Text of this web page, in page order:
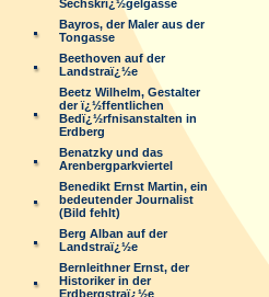
Sechskrï¿½gelgasse
Bayros, der Maler aus der
Tongasse
Beethoven auf der
Landstraï¿½e
Beetz Wilhelm, Gestalter
der ï¿½ffentlichen
Bedï¿½rfnisanstalten in
Erdberg
Benatzky und das
Arenbergparkviertel
Benedikt Ernst Martin, ein
bedeutender Journalist
(Bild fehlt)
Berg Alban auf der
Landstraï¿½e
Bernleithner Ernst, der
Historiker in der
Erdbergstraï¿½e